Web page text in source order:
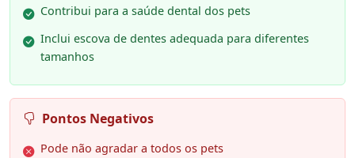
Contribui para a saúde dental dos pets
Inclui escova de dentes adequada para diferentes
tamanhos
Pontos Negativos
Pode não agradar a todos os pets